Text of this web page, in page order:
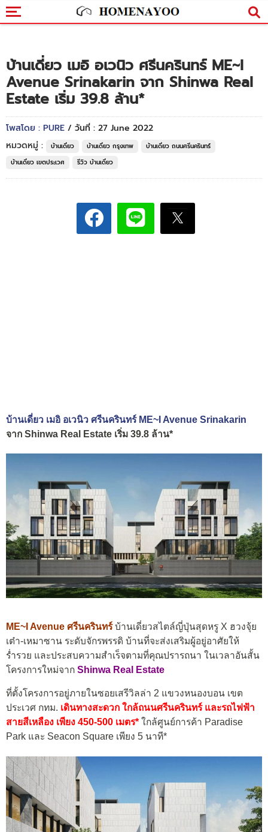
บ้านเดี่ยว เมอิ อเวนิว ศรีนครินทร์ ME~I
Avenue Srinakarin จาก Shinwa Real
Estate เริ่ม 39.8 ล้าน*
โพสโดย : PURE / วันที่ : 27 June 2022
หมวดหมู่ :
บ้านเดี่ยว บ้านเดี่ยว กรุงเทพ
บ้านเดี่ยว ถนนศรีนครินทร์
บ้านเดี่ยว เขตประเวศ
รีวิว บ้านเดี่ยว
บ้านเดี่ยว เมอิ อเวนิว ศรีนครินทร์ ME~I Avenue Srinakarin
จาก Shinwa Real Estate เริ่ม 39.8 ล้าน*
ME~I Avenue ศรีนครินทร์บ้านเดี่ยวสไตล์ญี่ปุ่นสุดหรู X ฮวงจุ้ย
เต๋า-เหมาซาน ระดับจักรพรรดิ บ้านที่จะส่งเสริมผู้อยู่อาศัยให้
ร่ำรวย และประสบความสำเร็จตามที่คุณปรารถนา ในเวลาอันสั้น
โครงการใหม่จาก Shinwa Real Estate
ที่ตั้งโครงการอยู่ภายในซอยเสรีวิลล่า 2 แขวงหนองบอน เขต
ประเวศ กทม. เดินทางสะดวก ใกล้ถนนศรีนครินทร์ และรถไฟฟ้า
สายสีเหลือง เพียง 450-500 เมตร* ใกล้ศูนย์การค้า Paradise
Park และ Seacon Square เพียง 5 นาที*